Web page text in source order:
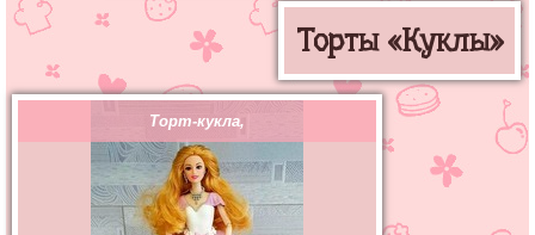
Торты «Куклы»
Торт-кукла,